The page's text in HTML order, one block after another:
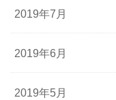
2019年7月
2019年6月
2019年5月